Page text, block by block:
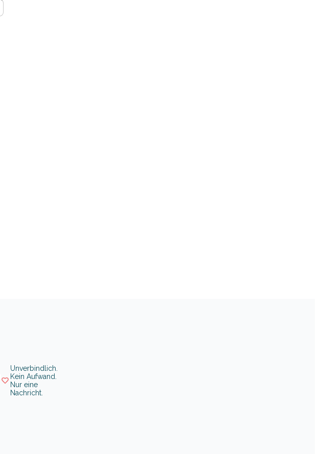
Unverbindlich.
Kein Aufwand.
Nur eine
Nachricht.